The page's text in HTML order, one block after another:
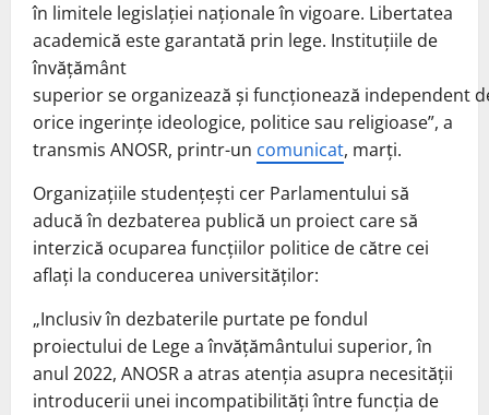
în limitele legislaţiei naţionale în vigoare. Libertatea
academică este garantată prin lege. Instituţiile de
învăţământ
superior se organizează şi funcţionează independent
orice ingerinţe ideologice, politice sau religioase”, a
transmis ANOSR, printr-un comunicat, marți.
Organizațiile studențești cer Parlamentului să
aducă în dezbaterea publică un proiect care să
interzică ocuparea funcțiilor politice de către cei
aflați la conducerea universităților:
„Inclusiv în dezbaterile purtate pe fondul
proiectului de Lege a învățământului superior, în
anul 2022, ANOSR a atras atenția asupra necesității
introducerii unei incompatibilități între funcția de